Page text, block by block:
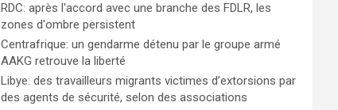
RDC: après l'accord avec une branche des FDLR, les
zones d'ombre persistent
Centrafrique: un gendarme détenu par le groupe armé
AAKG retrouve la liberté
Libye: des travailleurs migrants victimes d’extorsions par
des agents de sécurité, selon des associations